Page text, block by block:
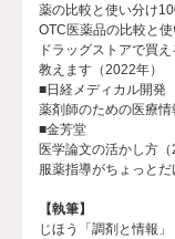
薬の比較と使い分け
OTC医薬品の比較と使
ドラッグストアで買
教えます（2022年）
■日経メディカル開発
薬剤師のための医療情
■金芳堂
医学論文の活かし方（
服薬指導がちょっとだ
【執筆】
じほう「調剤と情報」